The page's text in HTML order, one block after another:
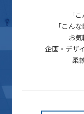
「
「こん
お気
企画・デザ
柔